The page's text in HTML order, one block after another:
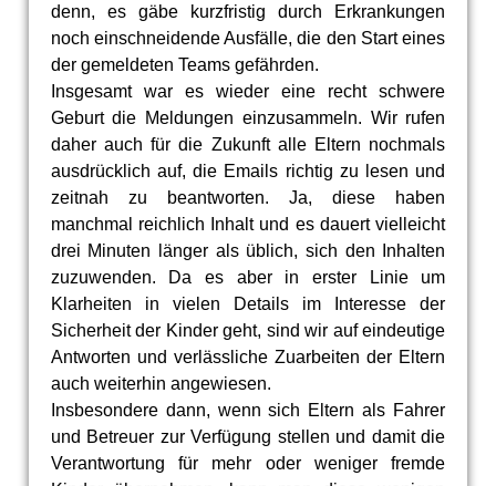
denn, es gäbe kurzfristig durch Erkrankungen
noch einschneidende Ausfälle, die den Start eines
der gemeldeten Teams gefährden.
Insgesamt war es wieder eine recht schwere
Geburt die Meldungen einzusammeln. Wir rufen
daher auch für die Zukunft alle Eltern nochmals
ausdrücklich auf, die Emails richtig zu lesen und
zeitnah zu beantworten. Ja, diese haben
manchmal reichlich Inhalt und es dauert vielleicht
drei Minuten länger als üblich, sich den Inhalten
zuzuwenden. Da es aber in erster Linie um
Klarheiten in vielen Details im Interesse der
Sicherheit der Kinder geht, sind wir auf eindeutige
Antworten und verlässliche Zuarbeiten der Eltern
auch weiterhin angewiesen.
Insbesondere dann, wenn sich Eltern als Fahrer
und Betreuer zur Verfügung stellen und damit die
Verantwortung für mehr oder weniger fremde